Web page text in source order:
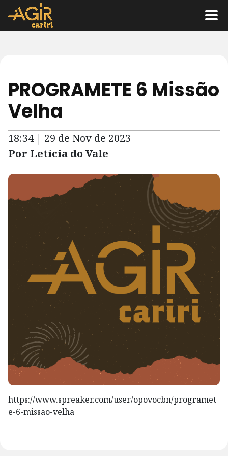
PROGRAMETE 6 Missão
Velha
18:34 | 29 de Nov de 2023
Por Letícia do Vale
https://www.spreaker.com/user/opovocbn/programet
e-6-missao-velha